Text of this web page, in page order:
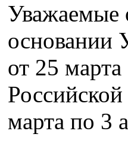
Уважаемые
основании
от 25
марта по 3